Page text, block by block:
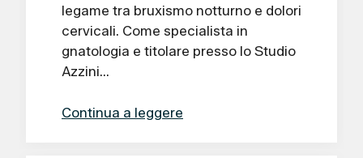
legame tra bruxismo notturno e dolori
cervicali. Come specialista in
gnatologia e titolare presso lo Studio
Azzini…
Continua a leggere